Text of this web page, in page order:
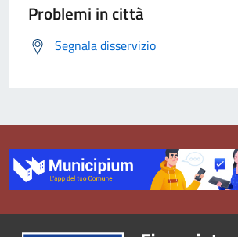
Problemi in città
Segnala disservizio